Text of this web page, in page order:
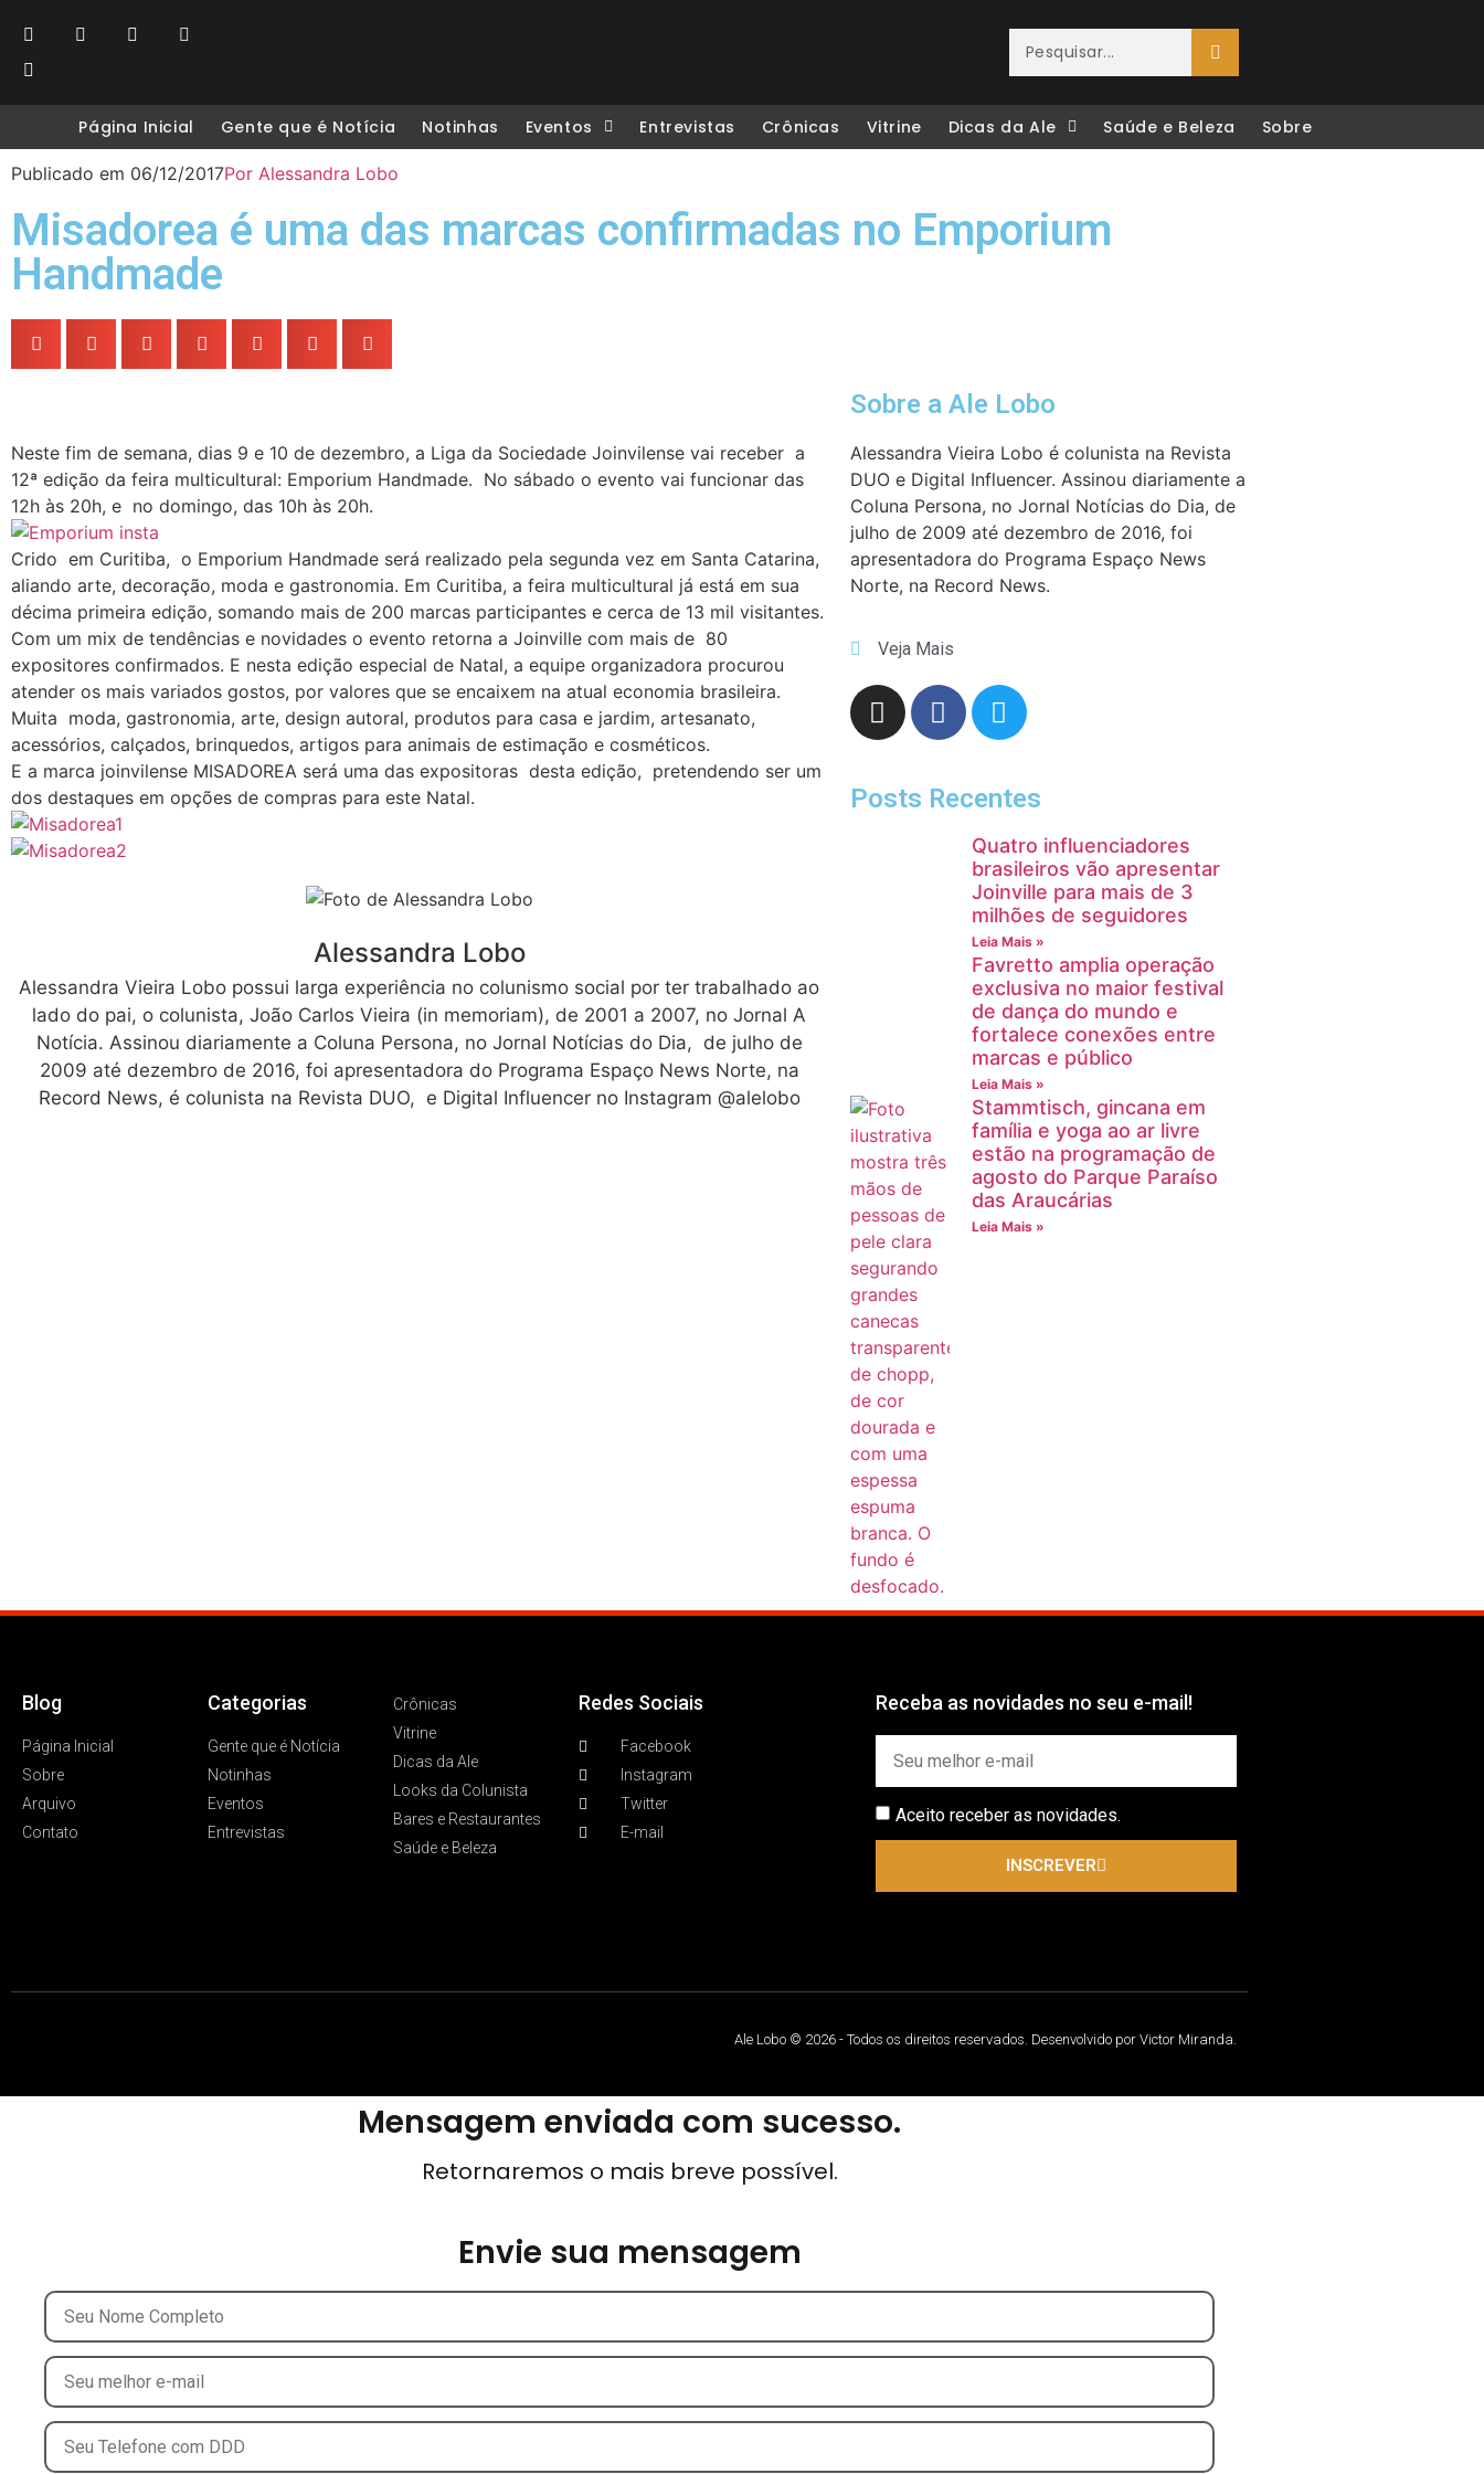
Página Inicial Gente que é Notícia Notinhas Eventos Entrevistas Crônicas Vitrine Dicas da Ale Saúde e Beleza Sobre
Publicado em 06/12/2017Por Alessandra Lobo
Misadorea é uma das marcas confirmadas no Emporium
Handmade
Neste fim de semana, dias 9 e 10 de dezembro, a Liga da Sociedade Joinvilense vai receber a
12ª edição da feira multicultural: Emporium Handmade. No sábado o evento vai funcionar das
12h às 20h, e no domingo, das 10h às 20h.
Crido em Curitiba, o Emporium Handmade será realizado pela segunda vez em Santa Catarina,
aliando arte, decoração, moda e gastronomia. Em Curitiba, a feira multicultural já está em sua
décima primeira edição, somando mais de 200 marcas participantes e cerca de 13 mil visitantes.
Com um mix de tendências e novidades o evento retorna a Joinville com mais de 80
expositores confirmados. E nesta edição especial de Natal, a equipe organizadora procurou
atender os mais variados gostos, por valores que se encaixem na atual economia brasileira.
Muita moda, gastronomia, arte, design autoral, produtos para casa e jardim, artesanato,
acessórios, calçados, brinquedos, artigos para animais de estimação e cosméticos.
E a marca joinvilense MISADOREA será uma das expositoras desta edição, pretendendo ser um
dos destaques em opções de compras para este Natal.
Alessandra Lobo
Alessandra Vieira Lobo possui larga experiência no colunismo social por ter trabalhado ao
lado do pai, o colunista, João Carlos Vieira (in memoriam), de 2001 a 2007, no Jornal A
Notícia. Assinou diariamente a Coluna Persona, no Jornal Notícias do Dia, de julho de
2009 até dezembro de 2016, foi apresentadora do Programa Espaço News Norte, na
Record News, é colunista na Revista DUO, e Digital Influencer no Instagram @alelobo
Sobre a Ale Lobo
Alessandra Vieira Lobo é colunista na Revista
DUO e Digital Influencer. Assinou diariamente a
Coluna Persona, no Jornal Notícias do Dia, de
julho de 2009 até dezembro de 2016, foi
apresentadora do Programa Espaço News
Norte, na Record News.
Veja Mais
Posts Recentes
Quatro influenciadores
brasileiros vão apresentar
Joinville para mais de 3
milhões de seguidores
Leia Mais »
Favretto amplia operação
exclusiva no maior festival
de dança do mundo e
fortalece conexões entre
marcas e público
Leia Mais »
Stammtisch, gincana em
família e yoga ao ar livre
estão na programação de
agosto do Parque Paraíso
das Araucárias
Leia Mais »
Blog
Página Inicial
Sobre
Arquivo
Contato
Categorias
Gente que é Notícia
Notinhas
Eventos
Entrevistas
Crônicas
Vitrine
Dicas da Ale
Looks da Colunista
Bares e Restaurantes
Saúde e Beleza
Redes Sociais
Facebook
Instagram
Twitter
E-mail
Receba as novidades no seu e-mail!
Aceito receber as novidades.
INSCREVER
Ale Lobo © 2026 - Todos os direitos reservados. Desenvolvido por Victor Miranda.
Mensagem enviada com sucesso.
Retornaremos o mais breve possível.
Envie sua mensagem